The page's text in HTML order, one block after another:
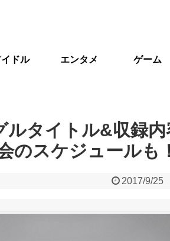
ドル エンタメ ゲーム
ルタイトル&収録内
のスケジュールも！
2017/9/25